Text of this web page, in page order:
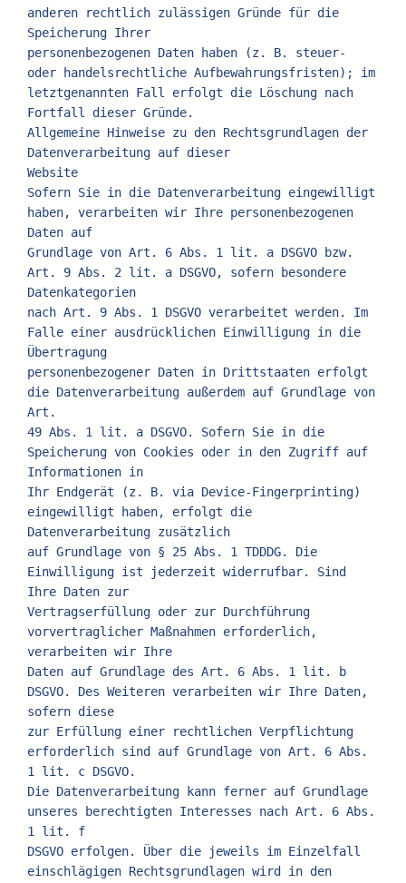
anderen rechtlich zulässigen Gründe für die
Speicherung Ihrer
personenbezogenen Daten haben (z. B. steuer-
oder handelsrechtliche Aufbewahrungsfristen); im
letztgenannten Fall erfolgt die Löschung nach
Fortfall dieser Gründe.
Allgemeine Hinweise zu den Rechtsgrundlagen der
Datenverarbeitung auf dieser
Website
Sofern Sie in die Datenverarbeitung eingewilligt
haben, verarbeiten wir Ihre personenbezogenen
Daten auf
Grundlage von Art. 6 Abs. 1 lit. a DSGVO bzw.
Art. 9 Abs. 2 lit. a DSGVO, sofern besondere
Datenkategorien
nach Art. 9 Abs. 1 DSGVO verarbeitet werden. Im
Falle einer ausdrücklichen Einwilligung in die
Übertragung
personenbezogener Daten in Drittstaaten erfolgt
die Datenverarbeitung außerdem auf Grundlage von
Art.
49 Abs. 1 lit. a DSGVO. Sofern Sie in die
Speicherung von Cookies oder in den Zugriff auf
Informationen in
Ihr Endgerät (z. B. via Device-Fingerprinting)
eingewilligt haben, erfolgt die
Datenverarbeitung zusätzlich
auf Grundlage von § 25 Abs. 1 TDDDG. Die
Einwilligung ist jederzeit widerrufbar. Sind
Ihre Daten zur
Vertragserfüllung oder zur Durchführung
vorvertraglicher Maßnahmen erforderlich,
verarbeiten wir Ihre
Daten auf Grundlage des Art. 6 Abs. 1 lit. b
DSGVO. Des Weiteren verarbeiten wir Ihre Daten,
sofern diese
zur Erfüllung einer rechtlichen Verpflichtung
erforderlich sind auf Grundlage von Art. 6 Abs.
1 lit. c DSGVO.
Die Datenverarbeitung kann ferner auf Grundlage
unseres berechtigten Interesses nach Art. 6 Abs.
1 lit. f
DSGVO erfolgen. Über die jeweils im Einzelfall
einschlägigen Rechtsgrundlagen wird in den